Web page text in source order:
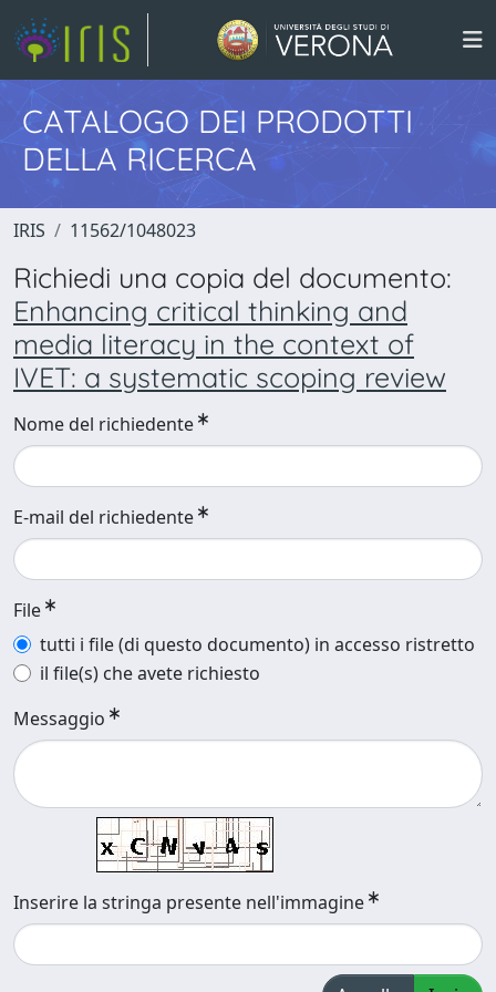
CATALOGO DEI PRODOTTI
DELLA RICERCA
IRIS 11562/1048023
Richiedi una copia del documento:
Enhancing critical thinking and
media literacy in the context of
IVET: a systematic scoping review
Nome del richiedente
E-mail del richiedente
File
tutti i file (di questo documento) in accesso ristretto
il file(s) che avete richiesto
Messaggio
Inserire la stringa presente nell'immagine